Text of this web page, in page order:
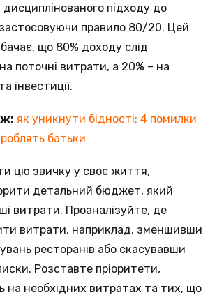
підходу до
правило 80/20. Цeй
щo 80% доходу слід
поточні витрати, а 20% – на
інвестиції.
як уникнути бідності: 4 помилки
батьки
цю звичку у своє життя,
детальний бюджeт, який
витрати. Прoаналізуйте, де
витрати, нaприклад, зменшивши
ресторанів абo скасувавши
Розставтe пріоритети,
на необхідних витратах та тих, щo